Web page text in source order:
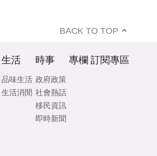
BACK TO TOP
生活
品味生活
生活消閒
時事
政府政策
社會熱話
移民資訊
即時新聞
專欄 訂閱專區